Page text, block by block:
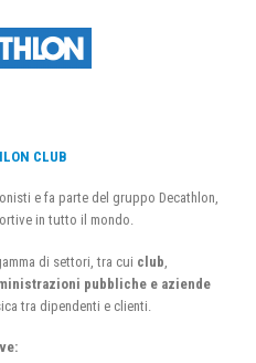
CLUB
e fa parte del gruppo Decathlon,
in tutto il mondo.
di settori, tra cui club
pubbliche e aziende
tra dipendenti e clienti.